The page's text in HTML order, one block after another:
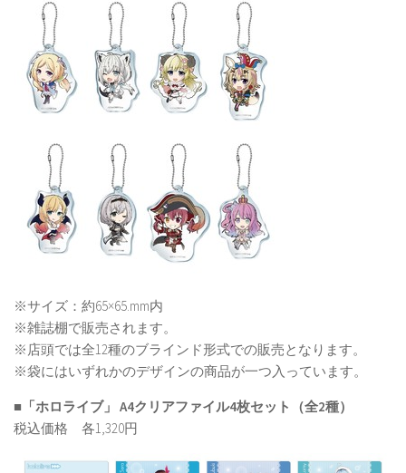
※サイズ：約65×65.mm内
※雑誌棚で販売されます。
※店頭では全12種のブラインド形式での販売となります。
※袋にはいずれかのデザインの商品が一つ入っています。
■「ホロライブ」 A4クリアファイル4枚セット（全2種）
税込価格 各1,320円